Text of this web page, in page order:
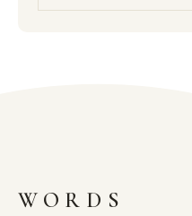
WORDS